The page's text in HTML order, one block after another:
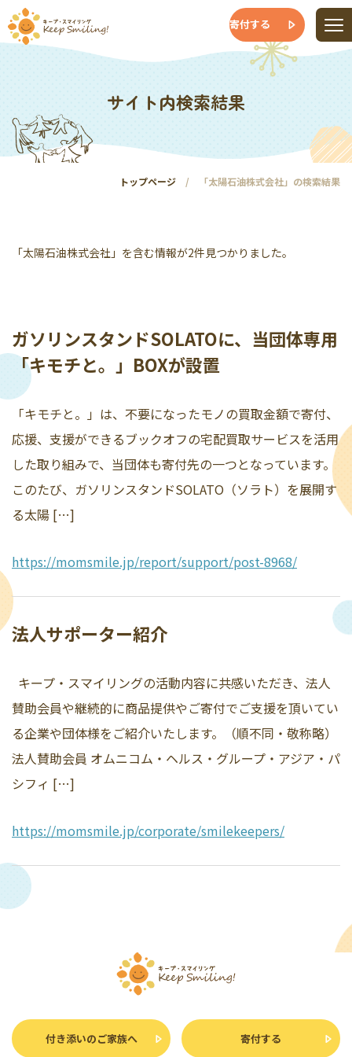
寄付する
サイト内検索結果
トップページ 「太陽石油株式会社」の検索結果
「太陽石油株式会社」を含む情報が2件見つかりました。
ガソリンスタンドSOLATOに、当団体専用
「キモチと。」BOXが設置
「キモチと。」は、不要になったモノの買取金額で寄付、
応援、支援ができるブックオフの宅配買取サービスを活用
した取り組みで、当団体も寄付先の一つとなっています。
このたび、ガソリンスタンドSOLATO（ソラト）を展開す
る太陽 […]
https://momsmile.jp/report/support/post-8968/
法人サポーター紹介
キープ・スマイリングの活動内容に共感いただき、法人
賛助会員や継続的に商品提供やご寄付でご支援を頂いてい
る企業や団体様をご紹介いたします。（順不同・敬称略）
法人賛助会員 オムニコム・ヘルス・グループ・アジア・パ
シフィ […]
https://momsmile.jp/corporate/smilekeepers/
付き添いのご家族へ 寄付する